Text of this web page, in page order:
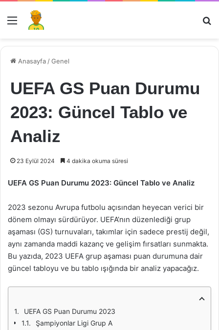
Menü
Anasayfa /Genel
UEFA GS Puan Durumu
2023: Güncel Tablo ve
Analiz
23 Eylül 2024 4 dakika okuma süresi
UEFA GS Puan Durumu 2023: Güncel Tablo ve Analiz
2023 sezonu Avrupa futbolu açısından heyecan verici bir
dönem olmayı sürdürüyor. UEFA’nın düzenlediği grup
aşaması (GS) turnuvaları, takımlar için sadece prestij değil,
aynı zamanda maddi kazanç ve gelişim fırsatları sunmakta.
Bu yazıda, 2023 UEFA grup aşaması puan durumuna dair
güncel tabloyu ve bu tablo ışığında bir analiz yapacağız.
UEFA GS Puan Durumu 2023
Şampiyonlar Ligi Grup A